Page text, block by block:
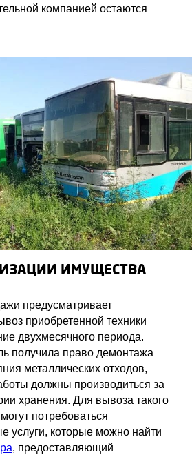
компанией остаются
ИМУЩЕСТВА
предусматривает
приобретенной техники
двухмесячного периода.
получила право демонтажа
металлических отходов,
должны производиться за
хранения. Для вывоза такого
потребоваться
услуги, которые можно найти
, предоставляющий